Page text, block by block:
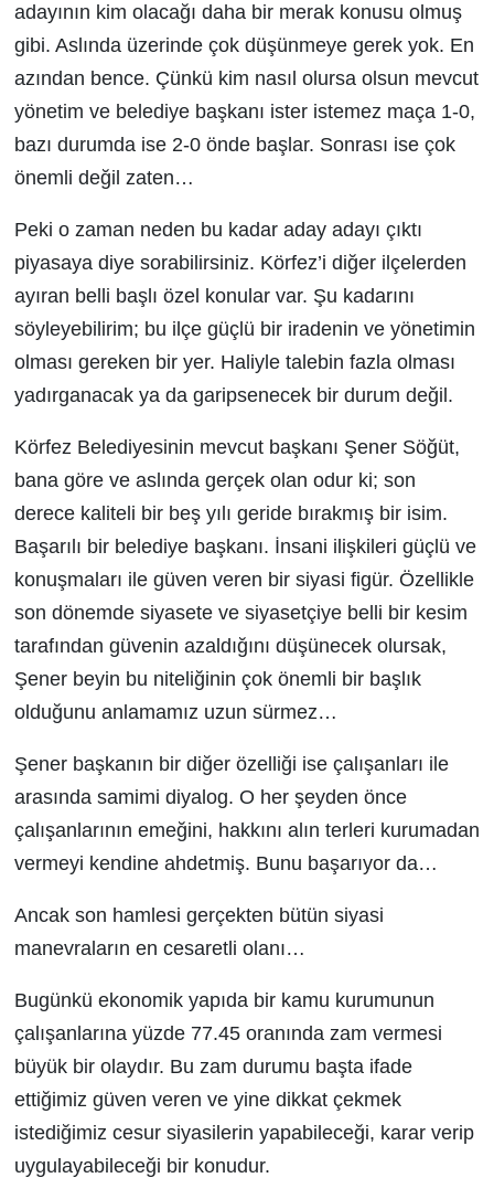
adayının kim olacağı daha bir merak konusu olmuş
gibi. Aslında üzerinde çok düşünmeye gerek yok. En
azından bence. Çünkü kim nasıl olursa olsun mevcut
yönetim ve belediye başkanı ister istemez maça 1-0,
bazı durumda ise 2-0 önde başlar. Sonrası ise çok
önemli değil zaten…
Peki o zaman neden bu kadar aday adayı çıktı
piyasaya diye sorabilirsiniz. Körfez’i diğer ilçelerden
ayıran belli başlı özel konular var. Şu kadarını
söyleyebilirim; bu ilçe güçlü bir iradenin ve yönetimin
olması gereken bir yer. Haliyle talebin fazla olması
yadırganacak ya da garipsenecek bir durum değil.
Körfez Belediyesinin mevcut başkanı Şener Söğüt,
bana göre ve aslında gerçek olan odur ki; son
derece kaliteli bir beş yılı geride bırakmış bir isim.
Başarılı bir belediye başkanı. İnsani ilişkileri güçlü ve
konuşmaları ile güven veren bir siyasi figür. Özellikle
son dönemde siyasete ve siyasetçiye belli bir kesim
tarafından güvenin azaldığını düşünecek olursak,
Şener beyin bu niteliğinin çok önemli bir başlık
olduğunu anlamamız uzun sürmez…
Şener başkanın bir diğer özelliği ise çalışanları ile
arasında samimi diyalog. O her şeyden önce
çalışanlarının emeğini, hakkını alın terleri kurumadan
vermeyi kendine ahdetmiş. Bunu başarıyor da…
Ancak son hamlesi gerçekten bütün siyasi
manevraların en cesaretli olanı…
Bugünkü ekonomik yapıda bir kamu kurumunun
çalışanlarına yüzde 77.45 oranında zam vermesi
büyük bir olaydır. Bu zam durumu başta ifade
ettiğimiz güven veren ve yine dikkat çekmek
istediğimiz cesur siyasilerin yapabileceği, karar verip
uygulayabileceği bir konudur.